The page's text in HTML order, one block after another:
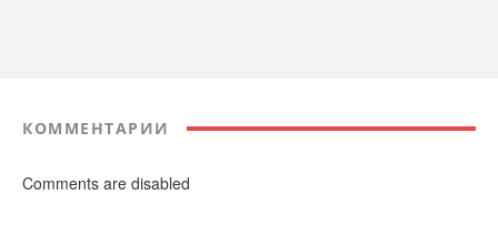
КОММЕНТАРИИ
Comments are disabled